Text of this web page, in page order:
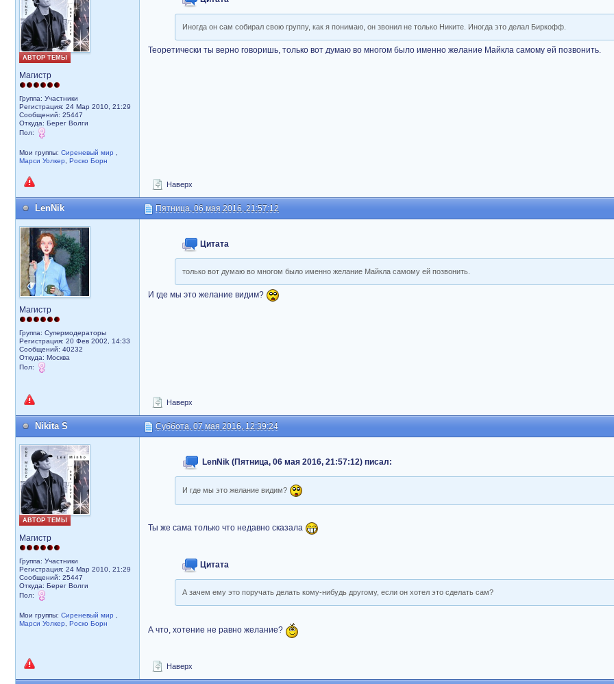
АВТОР ТЕМЫ
Магистр
Группа: Участники
Регистрация: 24 Мар 2010, 21:29
Сообщений: 25447
Откуда: Берег Волги
Пол:
Мои группы: Сиреневый мир
Марси Уолкер
Роско Борн
Иногда он сам собирал свою группу, как я понимаю, он звонил не только Никите. Иногда это делал Биркофф.
Теоретически ты верно говоришь, только вот думаю во многом было именно желание Майкла самому ей позвонить.
Наверх
LenNik Пятница, 06 мая 2016, 21:57:12
Магистр
Группа: Супермодераторы
Регистрация: 20 Фев 2002, 14:33
Сообщений: 40232
Откуда: Москва
Пол:
Цитата
только вот думаю во многом было именно желание Майкла самому ей позвонить.
И где мы это желание видим?
Наверх
Nikita S Суббота, 07 мая 2016, 12:39:24
АВТОР ТЕМЫ
Магистр
Группа: Участники
Регистрация: 24 Мар 2010, 21:29
Сообщений: 25447
Откуда: Берег Волги
Пол:
Мои группы: Сиреневый мир
Марси Уолкер
Роско Борн
LenNik (Пятница, 06 мая 2016, 21:57:12) писал:
И где мы это желание видим?
Ты же сама только что недавно сказала
Цитата
А зачем ему это поручать делать кому-нибудь другому, если он хотел это сделать сам?
А что, хотение не равно желание?
Наверх